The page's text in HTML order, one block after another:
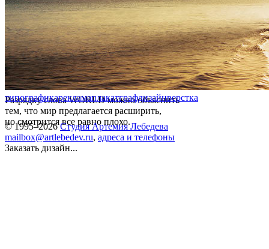
Разрядку слова WORLD можно объяснить
тем, что мир предлагается расширить,
но смотрится все равно плохо.
типографикарекламаплакатграфдизайнверстка
© 1995–2026 Студия Артемия Лебедева
mailbox@artlebedev.ru, адреса и телефоны
Заказать дизайн...